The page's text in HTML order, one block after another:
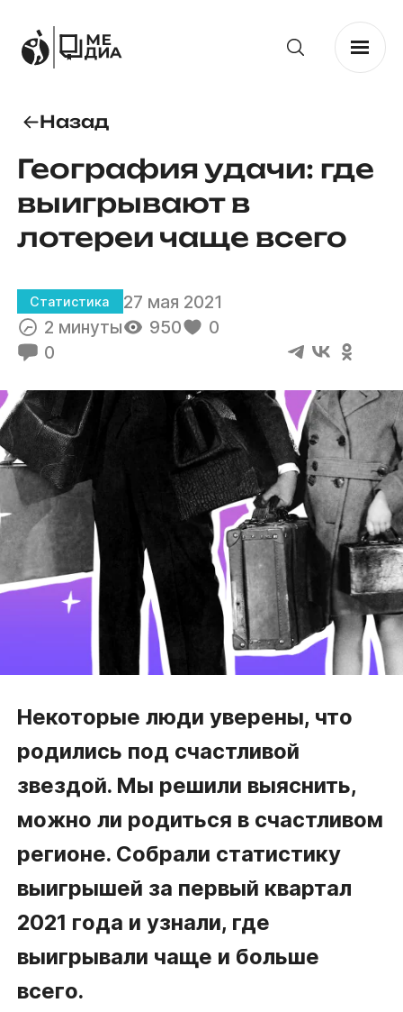
Назад
География удачи: где
выигрывают в
лотереи чаще всего
Статистика
27 мая 2021
2 минуты
950
0
0
Некоторые люди уверены, что
родились под счастливой
звездой. Мы решили выяснить,
можно ли родиться в счастливом
регионе. Собрали статистику
выигрышей за первый квартал
2021 года и узнали, где
выигрывали чаще и больше
всего.